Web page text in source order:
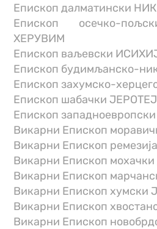
Епископ далматински
Епископ осечко-
ХЕРУВИМ
Епископ ваљевски
Епископ будимљанско-
Епископ захумско-
Епископ шабачки ЈЕРОТЕЈ
Епископ
Викарни Епископ
Викарни Епископ
Викарни Епископ
Викарни Епископ
Викарни Епископ хумски
Викарни Епископ
Викарни Епископ